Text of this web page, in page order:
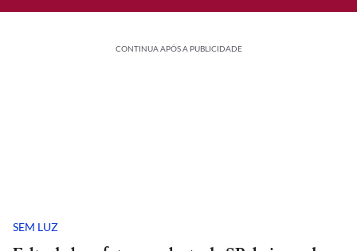
CONTINUA APÓS A PUBLICIDADE
SEM LUZ